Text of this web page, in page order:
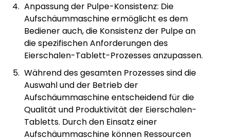
Anpassung der Pulpe-Konsistenz: Die
Aufschäummaschine ermöglicht es dem
Bediener auch, die Konsistenz der Pulpe an
die spezifischen Anforderungen des
Eierschalen-Tablett-Prozesses anzupassen.
Während des gesamten Prozesses sind die
Auswahl und der Betrieb der
Aufschäummaschine entscheidend für die
Qualität und Produktivität der Eierschalen-
Tabletts. Durch den Einsatz einer
Aufschäummaschine können Ressourcen